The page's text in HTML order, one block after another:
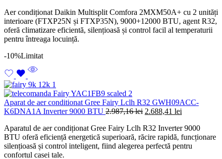
a
fost:
11.304,66 lei.
este:
9.948,10 lei.
Aer condiționat Daikin Multisplit Comfora 2MXM50A+ cu 2 unități
interioare (FTXP25N și FTXP35N), 9000+12000 BTU, agent R32,
oferă climatizare eficientă, silențioasă și control facil al temperaturii
pentru întreaga locuință.
-10%Limitat
Aparat de aer conditionat Gree Fairy Lclh R32 GWH09ACC-
K6DNA1A Inverter 9000 BTU 2.987,16lei Prețul
a
fost:
2.987,16 lei.
2.688,41 lei
este:
2.688,41 lei.
Aparatul de aer condiționat Gree Fairy Lclh R32 Inverter 9000
BTU oferă eficiență energetică superioară, răcire rapidă, funcționare
silențioasă și control inteligent, fiind alegerea perfectă pentru
confortul casei tale.